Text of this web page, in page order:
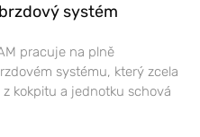
systém
pracuje na plně
systému, který zcela
kokpitu a jednotku schová